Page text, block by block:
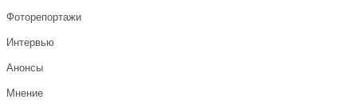
Фоторепортажи
Интервью
Анонсы
Мнение